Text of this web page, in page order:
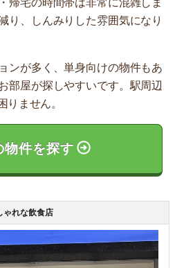
り、しんみりした雰囲気になり
ンが多く、単身向けの物件もあ
部屋が探しやすいです。駅周辺
りません。
物件を探す
ゃれな飲食店